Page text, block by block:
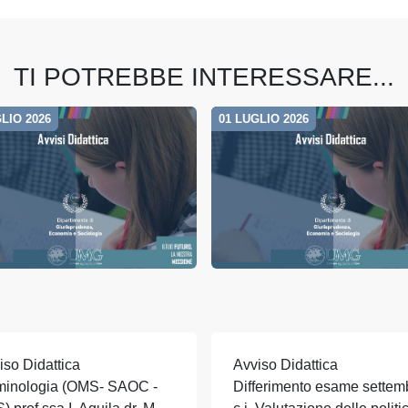
TI POTREBBE INTERESSARE...
2026
Didattica
(OMS- SAOC -
01 LUGLIO 2026
Avviso Didattica
Differimento esame